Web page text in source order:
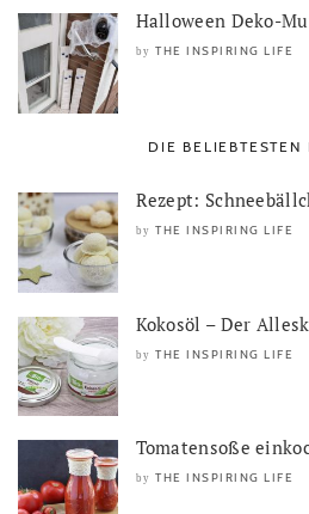
Halloween Deko-
by THE INSPIRING LIFE
DIE BELIEBTESTEN
Rezept:
by THE INSPIRING LIFE
Kokosöl – Der
by THE INSPIRING LIFE
Tomatensoße
by THE INSPIRING LIFE